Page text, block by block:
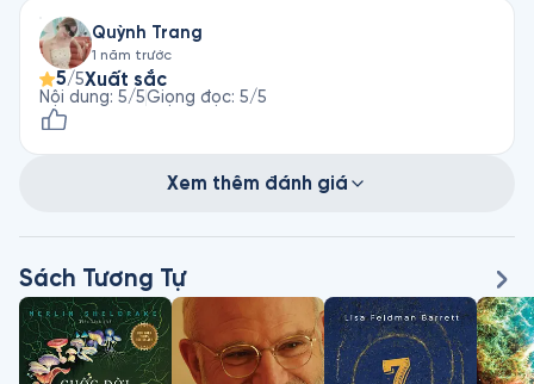
Quỳnh Trang
1 năm trước
5/5Xuất sắc
Nội dung: 5/5Giọng đọc: 5/5
Xem thêm đánh giá
Sách Tương Tự